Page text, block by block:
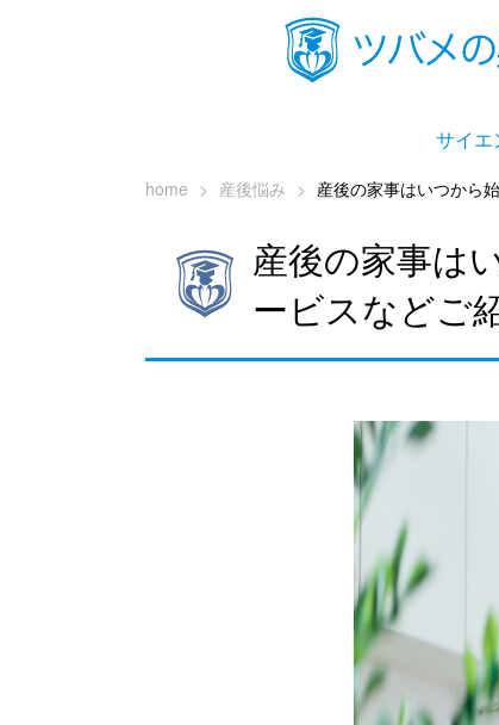
サイエ
home > 産後悩み > 産後の家事はいつから
産後の家事は
ービスなどご